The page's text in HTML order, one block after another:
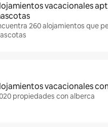
vacacionales
260 alojamientos que
vacacionales
propiedades con alberca